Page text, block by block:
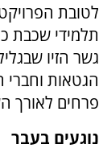
לטובת
תלמידי שכבת
גשר הזיו
הגטאות וחברי
פרחים לאורך
נוגעים בעבר